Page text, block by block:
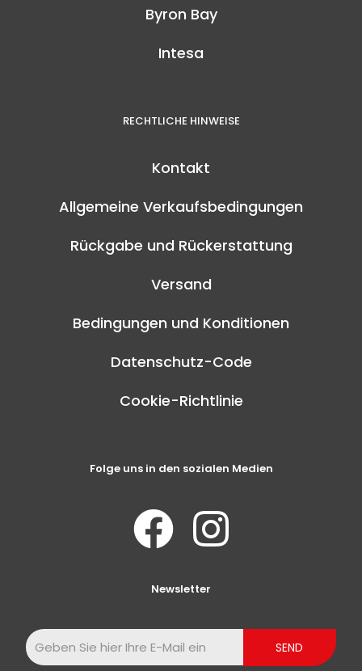
Byron Bay
Intesa
RECHTLICHE HINWEISE
Kontakt
Allgemeine Verkaufsbedingungen
Rückgabe und Rückerstattung
Versand
Bedingungen und Konditionen
Datenschutz-Code
Cookie-Richtlinie
Folge uns in den sozialen Medien
Newsletter